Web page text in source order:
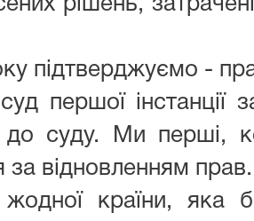
рішень,
підтверджуємо -
першої інстанції
до суду. Ми перші,
за відновленням прав.
країни, яка